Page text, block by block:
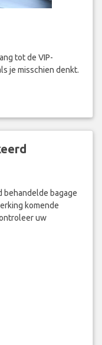
tot de VIP-
je misschien denkt.
behandelde bagage
komende
uw